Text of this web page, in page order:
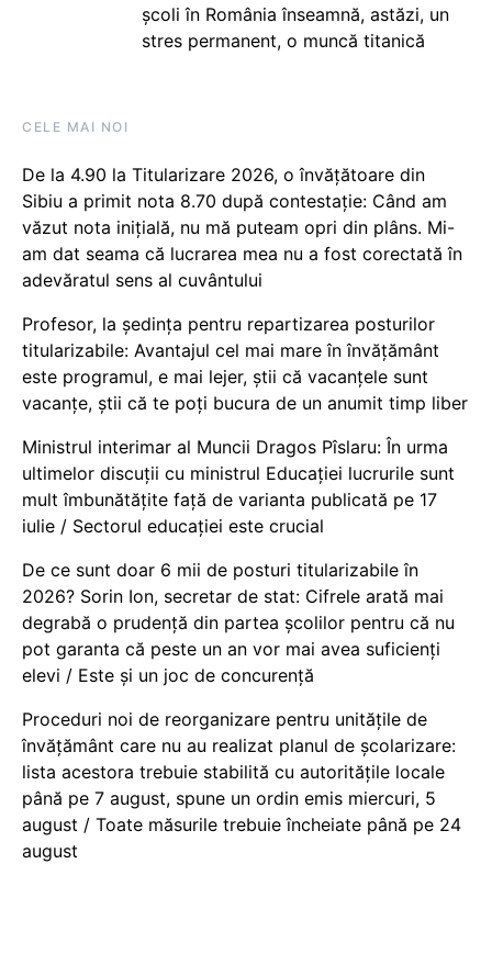
școli în România înseamnă, astăzi, un
stres permanent, o muncă titanică
CELE MAI NOI
De la 4.90 la Titularizare 2026, o învățătoare din
Sibiu a primit nota 8.70 după contestație: Când am
văzut nota inițială, nu mă puteam opri din plâns. Mi-
am dat seama că lucrarea mea nu a fost corectată în
adevăratul sens al cuvântului
Profesor, la ședința pentru repartizarea posturilor
titularizabile: Avantajul cel mai mare în învățământ
este programul, e mai lejer, știi că vacanțele sunt
vacanţe, știi că te poți bucura de un anumit timp liber
Ministrul interimar al Muncii Dragos Pîslaru: În urma
ultimelor discuții cu ministrul Educației lucrurile sunt
mult îmbunătățite față de varianta publicată pe 17
iulie / Sectorul educației este crucial
De ce sunt doar 6 mii de posturi titularizabile în
2026? Sorin Ion, secretar de stat: Cifrele arată mai
degrabă o prudență din partea școlilor pentru că nu
pot garanta că peste un an vor mai avea suficienți
elevi / Este și un joc de concurență
Proceduri noi de reorganizare pentru unitățile de
învățământ care nu au realizat planul de școlarizare:
lista acestora trebuie stabilită cu autoritățile locale
până pe 7 august, spune un ordin emis miercuri, 5
august / Toate măsurile trebuie încheiate până pe 24
august